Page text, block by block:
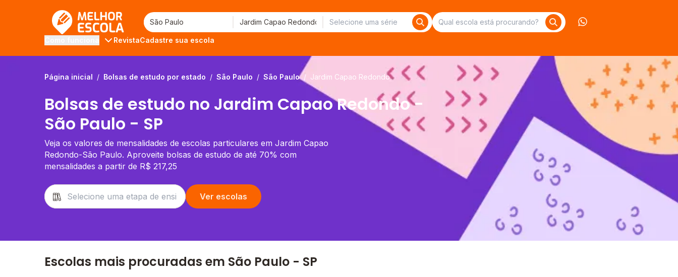
RevistaCadastre sua escola
Página inicial / Bolsas de estudo por estado / São Paulo / São Paulo / Jardim Capao Redondo
Bolsas de estudo no Jardim Capao Redondo -
São Paulo - SP
Veja os valores de mensalidades de escolas particulares em Jardim Capao
Redondo-São Paulo. Aproveite bolsas de estudo de até 70% com
mensalidades a partir de R$ 217,25
Ver escolas
Escolas mais procuradas em São Paulo - SP